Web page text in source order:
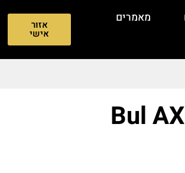
מאמרים
אזור
אישי
Bul